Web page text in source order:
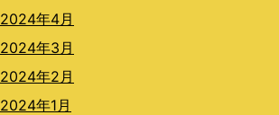
2024年4月
2024年3月
2024年2月
2024年1月